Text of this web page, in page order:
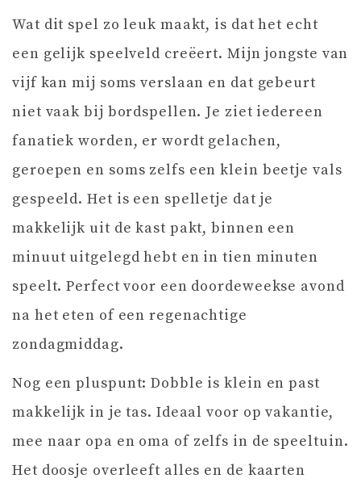
Wat dit spel zo leuk maakt, is dat het echt
een gelijk speelveld creëert. Mijn jongste van
vijf kan mij soms verslaan en dat gebeurt
niet vaak bij bordspellen. Je ziet iedereen
fanatiek worden, er wordt gelachen,
geroepen en soms zelfs een klein beetje vals
gespeeld. Het is een spelletje dat je
makkelijk uit de kast pakt, binnen een
minuut uitgelegd hebt en in tien minuten
speelt. Perfect voor een doordeweekse avond
na het eten of een regenachtige
zondagmiddag.
Nog een pluspunt: Dobble is klein en past
makkelijk in je tas. Ideaal voor op vakantie,
mee naar opa en oma of zelfs in de speeltuin.
Het doosje overleeft alles en de kaarten